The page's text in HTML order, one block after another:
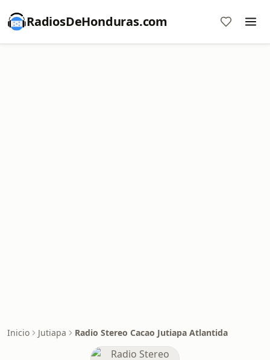
RadiosDeHonduras.com
Inicio Jutiapa Radio Stereo Cacao Jutiapa Atlantida